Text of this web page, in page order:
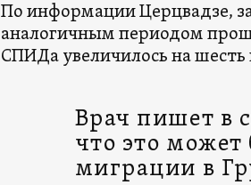
По информации Церцвадзе,
аналогичным периодом
СПИДа увеличилось на шесть
Врач пишет в
что это может
миграции в